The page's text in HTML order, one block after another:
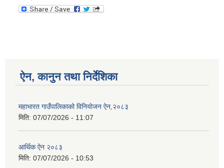
ऐन, कानुन तथा निर्देशिका
महाभारत गाउँपालिकाको विनियोजन ऐन,२०८३
मिति: 07/07/2026 - 11:07
आर्थिक ऐन २०८३
मिति: 07/07/2026 - 10:53